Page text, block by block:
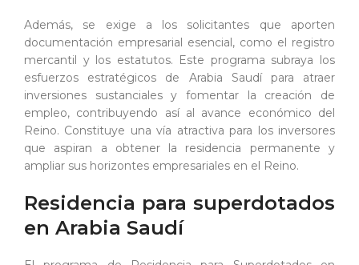
Además, se exige a los solicitantes que aporten
documentación empresarial esencial, como el registro
mercantil y los estatutos. Este programa subraya los
esfuerzos estratégicos de Arabia Saudí para atraer
inversiones sustanciales y fomentar la creación de
empleo, contribuyendo así al avance económico del
Reino. Constituye una vía atractiva para los inversores
que aspiran a obtener la residencia permanente y
ampliar sus horizontes empresariales en el Reino.
Residencia para superdotados
en Arabia Saudí